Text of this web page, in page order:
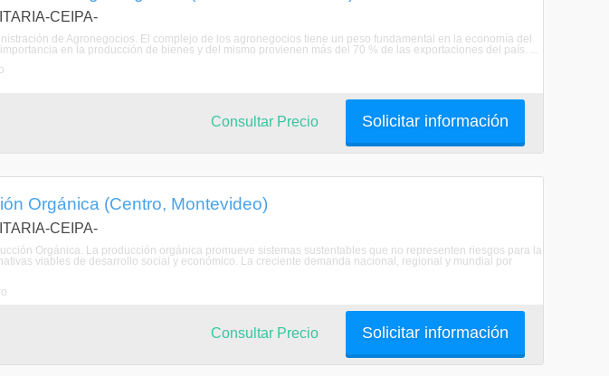
CEIPA-
de Agronegocios. El complejo de los agronegocios tiene un peso fundamental en la economía del
en la producción de bienes y del mismo provienen más del 70 % de las exportaciones del país. ...
Solicitar información
Consultar Precio
Orgánica (Centro, Montevideo)
CEIPA-
Orgánica. La producción orgánica promueve sistemas sustentables que no representen riesgos para la
viables de desarrollo social y económico. La creciente demanda nacional, regional y mundial por
Solicitar información
Consultar Precio